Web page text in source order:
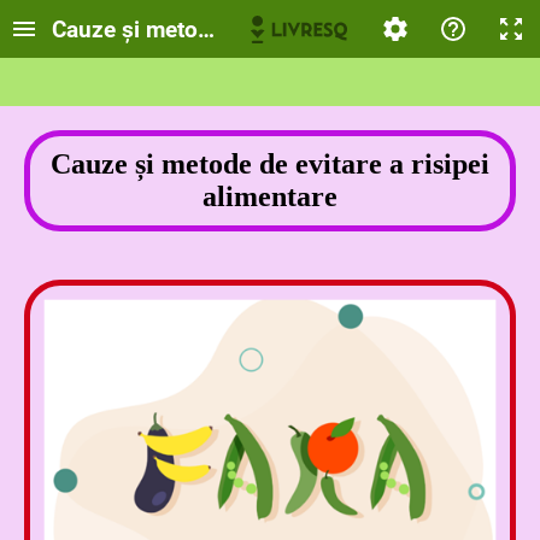
Cauze și metode de evitare a risipei alimentare
Cauze și metode de evitare a risipei
alimentare